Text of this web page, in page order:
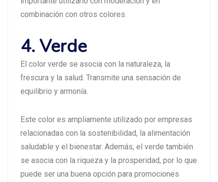
combinación con otros colores.
4. Verde
El color verde se asocia con la naturaleza, la
frescura y la salud. Transmite una sensación de
equilibrio y armonía.
Este color es ampliamente utilizado por empresas
relacionadas con la sostenibilidad, la alimentación
saludable y el bienestar. Además, el verde también
se asocia con la riqueza y la prosperidad, por lo que
puede ser una buena opción para promociones